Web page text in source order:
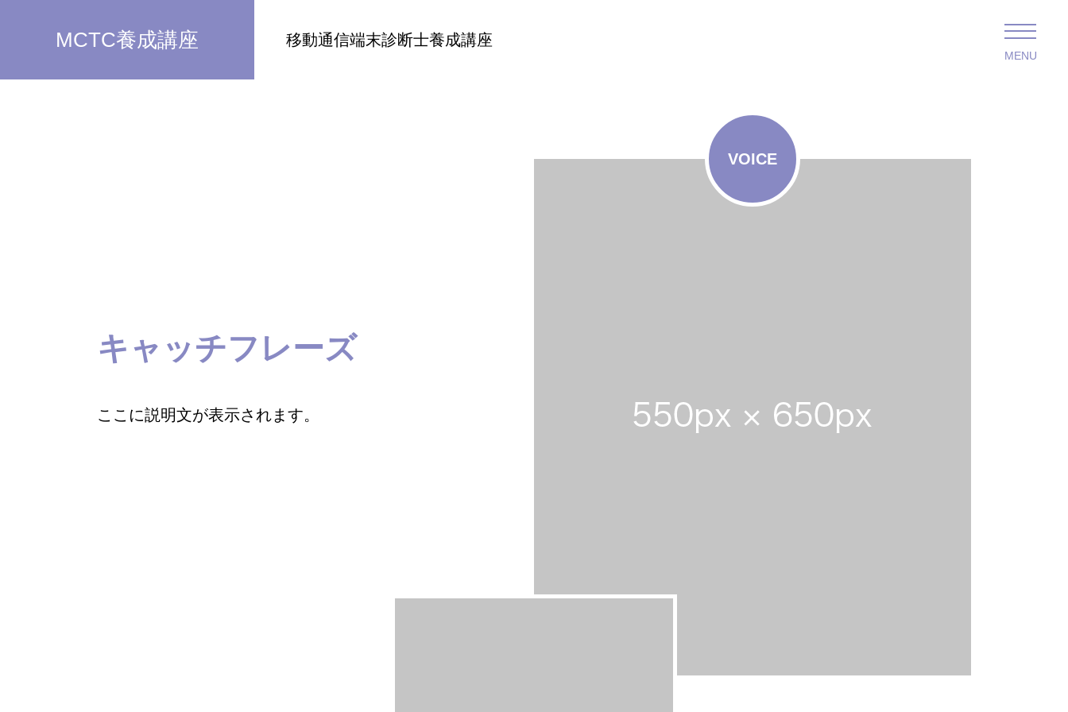
MCTC養成講座 移動通信端末診断士養成講座
MENU
キャッチフレーズ
ここに説明文が表示されます。
VOICE